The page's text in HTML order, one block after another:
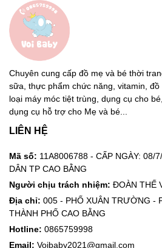
Chuyên cung cấp đồ mẹ và bé thời
sữa, thực phẩm chức năng, vitamin,
loại máy móc tiệt trùng, dụng cụ cho
dụng cụ hỗ trợ cho Mẹ và bé...
LIÊN HỆ
Mã số: 11A8006788 - CẤP NGÀY: 08/
DÂN TP CAO BẰNG
Người chịu trách nhiệm: ĐOÀN THẾ
Địa chỉ: 005 - PHỐ XUÂN TRƯỜNG -
THÀNH PHỐ CAO BẰNG
Hotline: 0865759998
Email: Voibaby2021@gmail.com